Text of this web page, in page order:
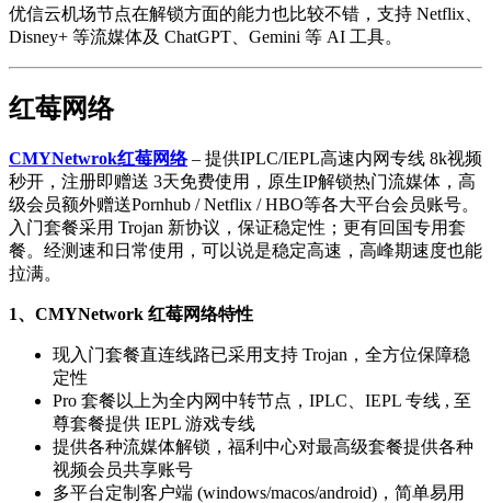
优信云机场节点在解锁方面的能力也比较不错，支持 Netflix、
Disney+ 等流媒体及 ChatGPT、Gemini 等 AI 工具。
红莓网络
CMYNetwrok红莓网络– 提供IPLC/IEPL高速内网专线 8k视频
秒开，注册即赠送 3天免费使用，原生IP解锁热门流媒体，高
级会员额外赠送Pornhub / Netflix / HBO等各大平台会员账号。
入门套餐采用 Trojan 新协议，保证稳定性；更有回国专用套
餐。经测速和日常使用，可以说是稳定高速，高峰期速度也能
拉满。
1、CMYNetwork 红莓网络特性
现入门套餐直连线路已采用支持 Trojan，全方位保障稳
定性
Pro 套餐以上为全内网中转节点，IPLC、IEPL 专线 , 至
尊套餐提供 IEPL 游戏专线
提供各种流媒体解锁，福利中心对最高级套餐提供各种
视频会员共享账号
多平台定制客户端 (windows/macos/android)，简单易用